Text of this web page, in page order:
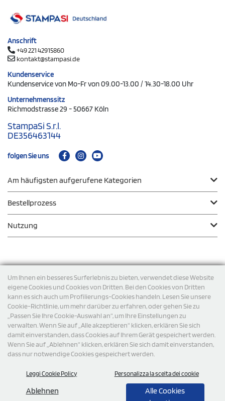
Um Ihnen ein besseres Surferlebnis zu bieten, verwendet diese Website
eigene Cookies und Cookies von Dritten. Bei den Cookies von Dritten
kann es sich auch um Profilierungs-Cookies handeln. Lesen Sie unsere
Cookie-Richtlinie, um mehr darüber zu erfahren, oder gehen Sie zu
„Passen Sie Ihre Cookie-Auswahl an“, um Ihre Einstellungen zu
verwalten. Wenn Sie auf „Alle akzeptieren“ klicken, erklären Sie sich
damit einverstanden, dass Cookies auf Ihrem Gerät gespeichert werden.
Wenn Sie auf „Ablehnen“ klicken, erklären Sie sich damit einverstanden,
dass nur notwendige Cookies gespeichert werden.
Leggi Cookie Policy Personalizza la scelta dei cookie
Ablehnen
Alle Cookies
Anschrift
+49 221 42915860
kontakt@stampasi.de
Kundenservice
Kundenservice von Mo-Fr von 09.00-13.00 / 14.30-18.00 Uhr
Unternehmenssitz
Richmodstrasse 29 - 50667 Köln
StampaSi S.r.l.
DE356463144
folgen Sie uns
Am häufigsten aufgerufene Kategorien
Bestellprozess
Nutzung
Versand
© 2026 StampaSi s.r.l. ALLE RECHTE SIND VORBEHALTEN -
Steuernummer DE356463144